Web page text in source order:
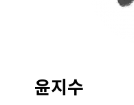
윤지수